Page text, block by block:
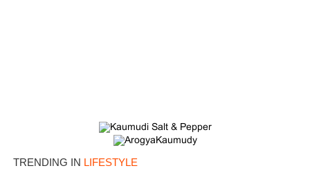
TRENDING IN LIFESTYLE